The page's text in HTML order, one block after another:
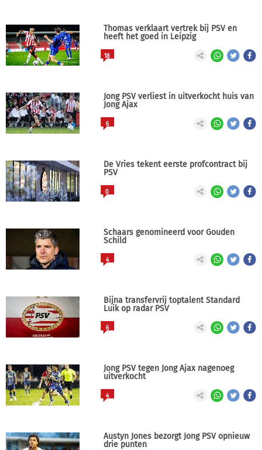
Thomas verklaart vertrek bij PSV en
heeft het goed in Leipzig
18
Jong PSV verliest in uitverkocht huis van
Jong Ajax
6
De Vries tekent eerste profcontract bij
PSV
0
Schaars genomineerd voor Gouden
Schild
4
Bijna transfervrij toptalent Standard
Luik op radar PSV
6
Jong PSV tegen Jong Ajax nagenoeg
uitverkocht
4
Austyn Jones bezorgt Jong PSV opnieuw
drie punten